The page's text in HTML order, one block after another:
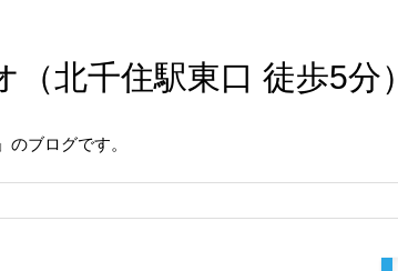
北千住駅東口 徒歩5分）
ブログです。